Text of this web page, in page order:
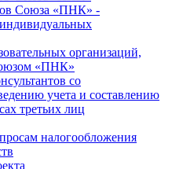
Союза «ПНК» -
организаций,
«ПНК»
со
учета и составлению
третьих лиц
налогообложения